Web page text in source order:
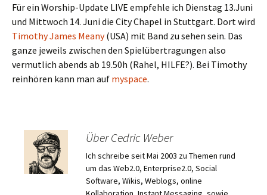
Für ein Worship-Update LIVE empfehle ich Dienstag 13.Juni
und Mittwoch 14. Juni die City Chapel in Stuttgart. Dort wird
Timothy James Meany(USA) mit Band zu sehen sein. Das
ganze jeweils zwischen den Spielübertragungen also
vermutlich abends ab 19.50h (Rahel, HILFE?). Bei Timothy
reinhören kann man auf myspace.
Über Cedric Weber
Ich schreibe seit Mai 2003 zu Themen rund
um das Web2.0, Enterprise2.0, Social
Software, Wikis, Weblogs, online